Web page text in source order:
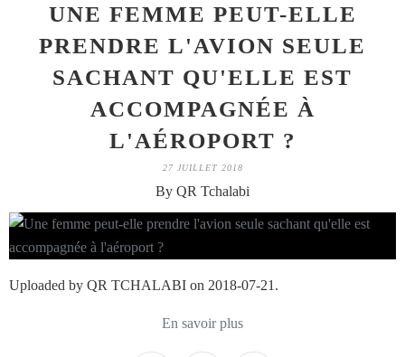
UNE FEMME PEUT-ELLE
PRENDRE L'AVION SEULE
SACHANT QU'ELLE EST
ACCOMPAGNÉE À
L'AÉROPORT ?
27 JUILLET 2018
By QR Tchalabi
Uploaded by QR TCHALABI on 2018-07-21.
En savoir plus